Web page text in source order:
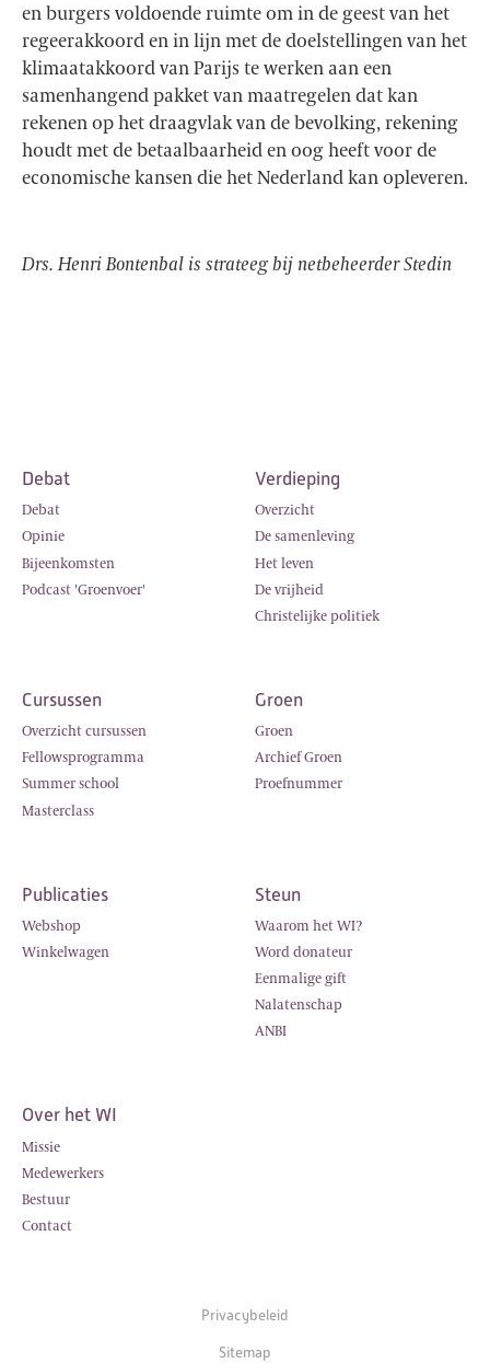
en burgers voldoende ruimte om in de geest van het
regeerakkoord en in lijn met de doelstellingen van het
klimaatakkoord van Parijs te werken aan een
samenhangend pakket van maatregelen dat kan
rekenen op het draagvlak van de bevolking, rekening
houdt met de betaalbaarheid en oog heeft voor de
economische kansen die het Nederland kan opleveren.
Drs. Henri Bontenbal is strateeg bij netbeheerder Stedin
Debat
Debat
Opinie
Bijeenkomsten
Podcast 'Groenvoer'
Verdieping
Overzicht
De samenleving
Het leven
De vrijheid
Christelijke politiek
Cursussen
Overzicht cursussen
Fellowsprogramma
Summer school
Masterclass
Groen
Groen
Archief Groen
Proefnummer
Publicaties
Webshop
Winkelwagen
Steun
Waarom het WI?
Word donateur
Eenmalige gift
Nalatenschap
ANBI
Over het WI
Missie
Medewerkers
Bestuur
Contact
Privacybeleid
Sitemap